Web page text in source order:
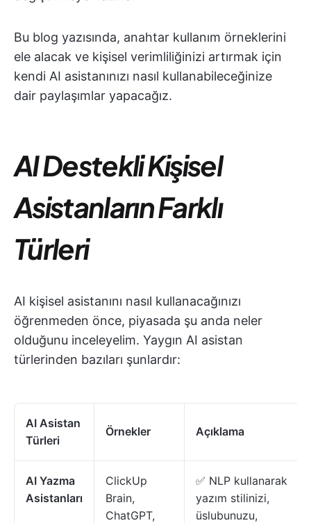
Bu blog yazısında, anahtar kullanım örneklerini
ele alacak ve kişisel verimliliğinizi artırmak için
kendi AI asistanınızı nasıl kullanabileceğinize
dair paylaşımlar yapacağız.
AI Destekli Kişisel
Asistanların Farklı
Türleri
AI kişisel asistanını nasıl kullanacağınızı
öğrenmeden önce, piyasada şu anda neler
olduğunu inceleyelim. Yaygın AI asistan
türlerinden bazıları şunlardır:
AI Asistan
Türleri
Örnekler Açıklama
AI Yazma
Asistanları
ClickUp
Brain,
ChatGPT,
✅ NLP kullanarak
yazım stilinizi,
üslubunuzu,